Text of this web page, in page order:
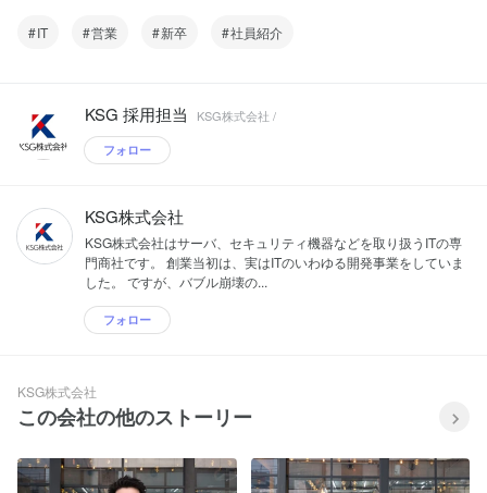
IT 営業 新卒 社員紹介
KSG 採用担当 KSG株式会社 /
フォロー
KSG株式会社
KSG株式会社はサーバ、セキュリティ機器などを取り扱うITの専
門商社です。 創業当初は、実はITのいわゆる開発事業をしていま
した。 ですが、バブル崩壊の...
フォロー
KSG株式会社
この会社の他のストーリー